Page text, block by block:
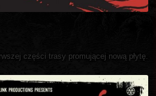
części trasy promującej nową płytę.